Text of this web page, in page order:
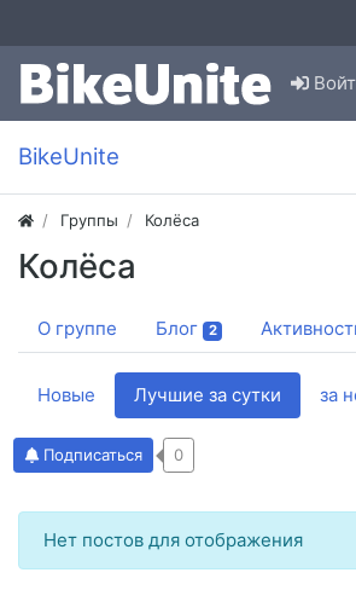
BikeUnite
Группы Колёса
Колёса
О группе Блог 2
Новые Лучшие за сутки за
Подписаться 0
Нет постов для отображения